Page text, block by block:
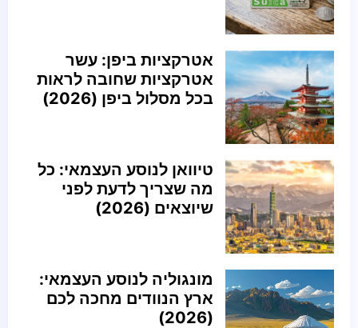
אטרקציות ביפן: עשר
אטרקציות שחובה לראות
בכל מסלול ביפן (2026)
טיוואן לנוסע העצמאי: כל
מה שצריך לדעת לפני
שיוצאים (2026)
מונגוליה לנוסע העצמאי:
ארץ הנוודים מחכה לכם
(2026)